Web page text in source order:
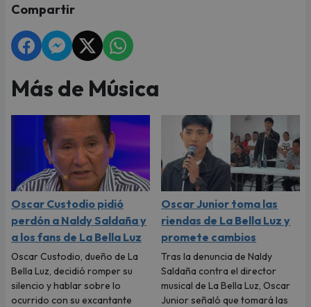
Compartir
Más de Música
Oscar Custodio pidió
perdón a Naldy Saldaña y
a los fans de La Bella Luz
Oscar Custodio, dueño de La
Bella Luz, decidió romper su
silencio y hablar sobre lo
ocurrido con su excantante
Oscar Junior toma las
riendas de La Bella Luz y
promete cambios
Tras la denuncia de Naldy
Saldaña contra el director
musical de La Bella Luz, Oscar
Junior señaló que tomará las